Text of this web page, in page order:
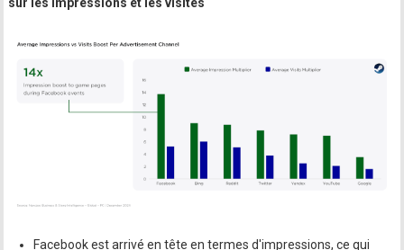
Facebook est arrivé en tête en termes d'impressions, ce qui